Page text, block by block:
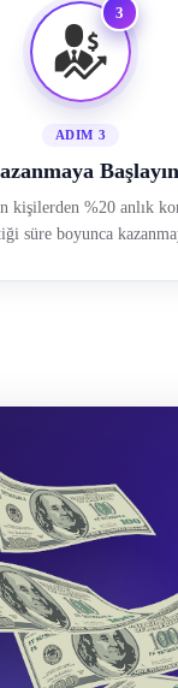
3
ADIM 3
Başlayın
kişilerden %20 anlık
süre boyunca